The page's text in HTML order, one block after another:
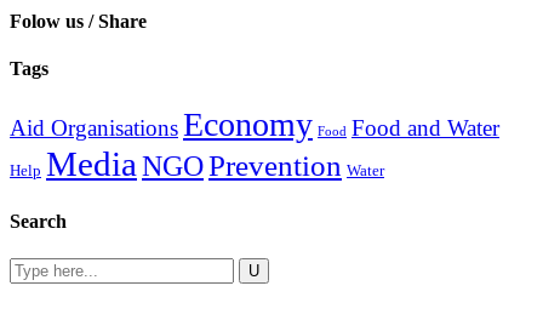
Folow us / Share
Tags
Aid OrganisationsEconomy Food Food and Water
Help MediaNGOPrevention Water
Search